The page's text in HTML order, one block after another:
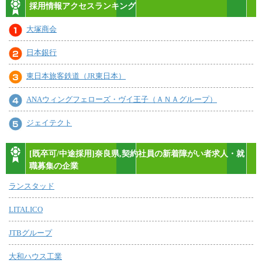
採用情報アクセスランキング
大塚商会
日本銀行
東日本旅客鉄道（JR東日本）
ANAウィングフェローズ・ヴイ王子（ＡＮＡグループ）
ジェイテクト
[既卒可/中途採用]奈良県,契約社員の新着障がい者求人・就
職募集の企業
ランスタッド
LITALICO
JTBグループ
大和ハウス工業